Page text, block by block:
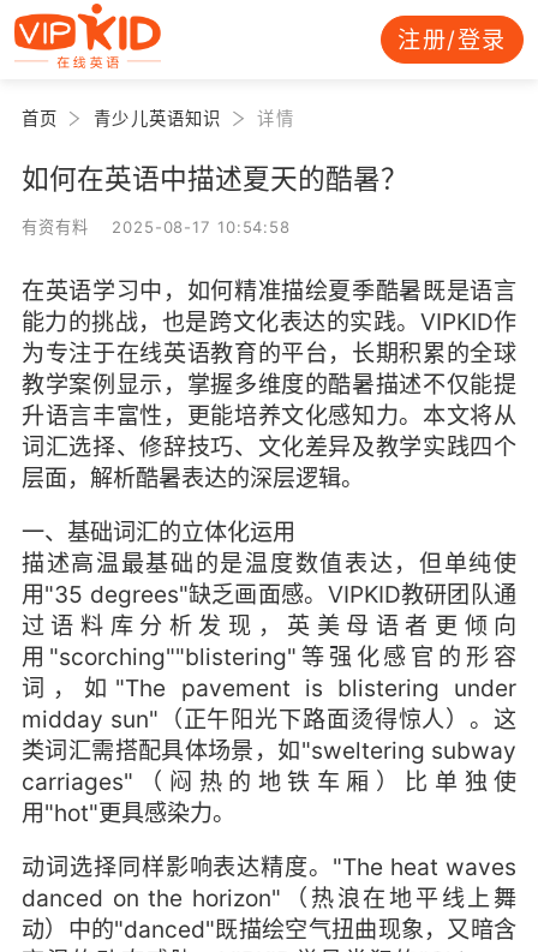
注册/登录
首页 青少儿英语知识 详情
如何在英语中描述夏天的酷暑？
有资有料 2025-08-17 10:54:58
在英语学习中，如何精准描绘夏季酷暑既是语言
能力的挑战，也是跨文化表达的实践。VIPKID作
为专注于在线英语教育的平台，长期积累的全球
教学案例显示，掌握多维度的酷暑描述不仅能提
升语言丰富性，更能培养文化感知力。本文将从
词汇选择、修辞技巧、文化差异及教学实践四个
层面，解析酷暑表达的深层逻辑。
一、基础词汇的立体化运用
描述高温最基础的是温度数值表达，但单纯使
用"35 degrees"缺乏画面感。VIPKID教研团队通
过语料库分析发现，英美母语者更倾向
用"scorching""blistering"等强化感官的形容
词，如"The pavement is blistering under
midday sun"（正午阳光下路面烫得惊人）。这
类词汇需搭配具体场景，如"sweltering subway
carriages"（闷热的地铁车厢）比单独使
用"hot"更具感染力。
动词选择同样影响表达精度。"The heat waves
danced on the horizon"（热浪在地平线上舞
动）中的"danced"既描绘空气扭曲现象，又暗含